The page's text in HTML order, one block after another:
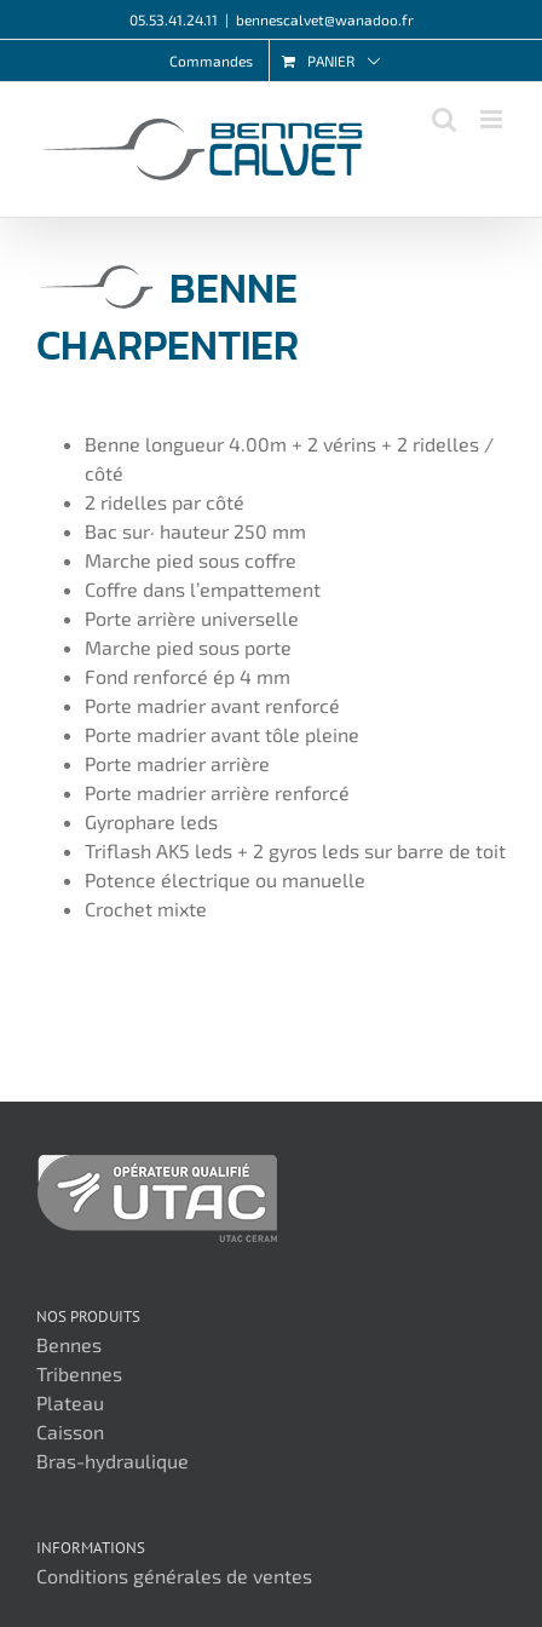
au
05.53.41.24.11 | bennescalvet@wanadoo.fr
Commandes PANIER
BENNE
CHARPENTIER
Benne longueur 4.00m + 2 vérins + 2 ridelles /
côté
2 ridelles par côté
Bac sur· hauteur 250 mm
Marche pied sous coffre
Coffre dans l’empattement
Porte arrière universelle
Marche pied sous porte
Fond renforcé ép 4 mm
Porte madrier avant renforcé
Porte madrier avant tôle pleine
Porte madrier arrière
Porte madrier arrière renforcé
Gyrophare leds
Triflash AK5 leds + 2 gyros leds sur barre de toit
Potence électrique ou manuelle
Crochet mixte
NOS PRODUITS
Bennes
Tribennes
Plateau
Caisson
Bras-hydraulique
INFORMATIONS
Conditions générales de ventes